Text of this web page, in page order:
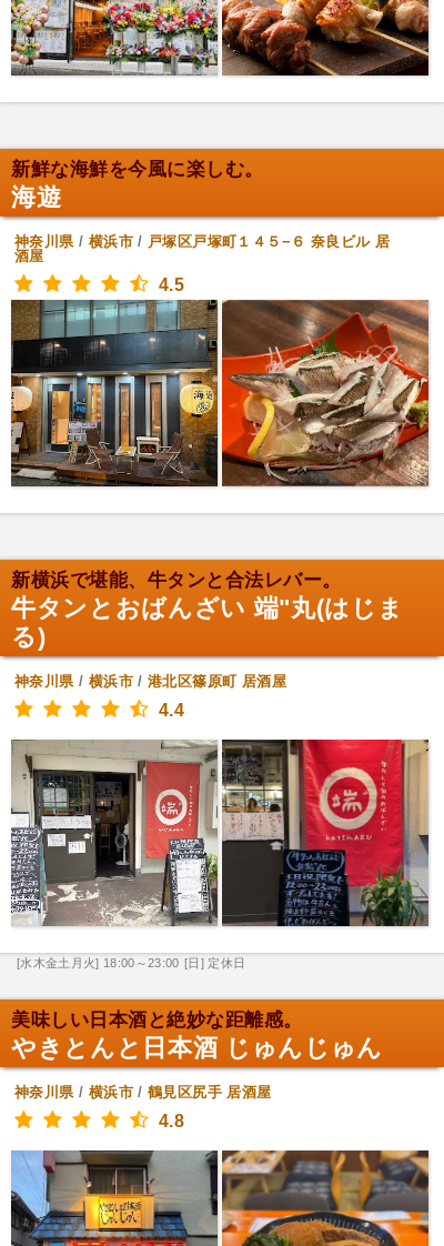
新鮮な海鮮を今風に楽しむ。
海遊
神奈川県/ 横浜市/ 戸塚区戸塚町１４５−６ 奈良ビル 居
酒屋
4.5
新横浜で堪能、牛タンと合法レバー。
牛タンとおばんざい 端"丸(はじま
る)
神奈川県/ 横浜市/港北区篠原町 居酒屋
4.4
[水木金土月火] 18:00～23:00 [日] 定休日
美味しい日本酒と絶妙な距離感。
やきとんと日本酒 じゅんじゅん
神奈川県/ 横浜市/鶴見区尻手 居酒屋
4.8